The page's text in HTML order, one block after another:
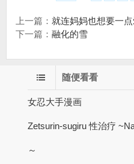
上一篇： 就连妈妈也想要一点
下一篇： 融化的雪
随便看看
女忍大手漫画
Zetsurin-sugiru 性治疗
～